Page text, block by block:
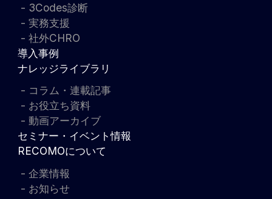
3Codes診断
実務支援
社外CHRO
導入事例
ナレッジライブラリ
コラム・連載記事
お役立ち資料
動画アーカイブ
セミナー・イベント情報
RECOMOについて
企業情報
お知らせ